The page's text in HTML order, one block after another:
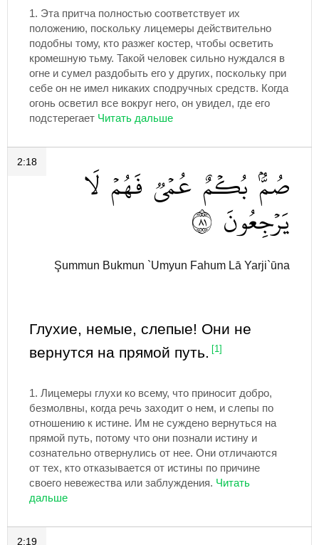
1. Эта притча полностью соответствует их
положению, поскольку лицемеры действительно
подобны тому, кто разжег костер, чтобы осветить
кромешную тьму. Такой человек сильно нуждался в
огне и сумел раздобыть его у других, поскольку при
себе он не имел никаких сподручных средств. Когда
огонь осветил все вокруг него, он увидел, где его
подстерегает
2:18 صُمُّۢ بُكۡمٌ عُمۡيٞ فَهُمۡ لَا
يَرۡجِعُونَ ١٨
Şummun Bukmun `Umyun Fahum Lā Yarji`ūna
Глухие, немые, слепые! Они не
вернутся на прямой путь.
[1]
1. Лицемеры глухи ко всему, что приносит добро,
безмолвны, когда речь заходит о нем, и слепы по
отношению к истине. Им не суждено вернуться на
прямой путь, потому что они познали истину и
сознательно отвернулись от нее. Они отличаются
от тех, кто отказывается от истины по причине
своего невежества или заблуждения.
2:19